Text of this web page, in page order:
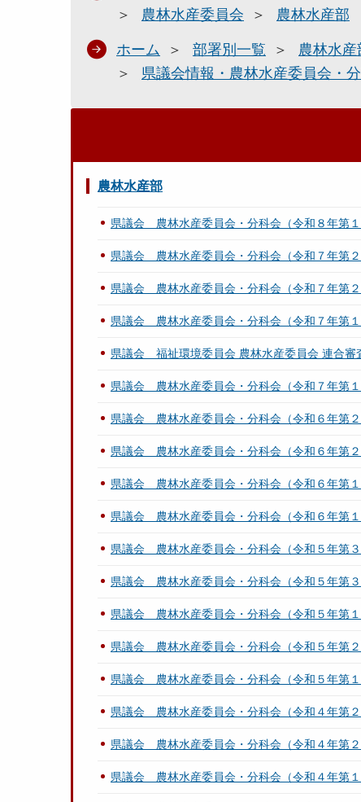
農林水産委員会
農林水産部
ホーム 部署別一覧 農林水産
県議会情報・農林水産委員会・
農林水産部
県議会 農林水産委員会・分科会（令和８年第１
県議会 農林水産委員会・分科会（令和７年第２
県議会 農林水産委員会・分科会（令和７年第２
県議会 農林水産委員会・分科会（令和７年第１
県議会 福祉環境委員会 農林水産委員会 連合審
県議会 農林水産委員会・分科会（令和７年第１
県議会 農林水産委員会・分科会（令和６年第２
県議会 農林水産委員会・分科会（令和６年第２
県議会 農林水産委員会・分科会（令和６年第１
県議会 農林水産委員会・分科会（令和６年第１
県議会 農林水産委員会・分科会（令和５年第３
県議会 農林水産委員会・分科会（令和５年第３
県議会 農林水産委員会・分科会（令和５年第１
県議会 農林水産委員会・分科会（令和５年第２
県議会 農林水産委員会・分科会（令和５年第１
県議会 農林水産委員会・分科会（令和４年第２
県議会 農林水産委員会・分科会（令和４年第２
県議会 農林水産委員会・分科会（令和４年第１